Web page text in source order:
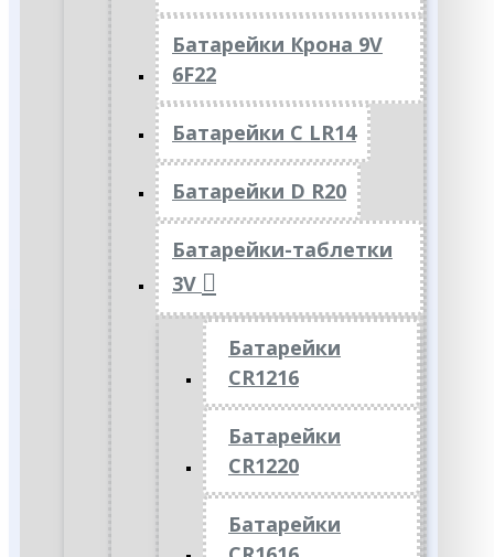
Батарейки Крона 9V
6F22
Батарейки C LR14
Батарейки D R20
Батарейки-таблетки
3V
Батарейки
CR1216
Батарейки
CR1220
Батарейки